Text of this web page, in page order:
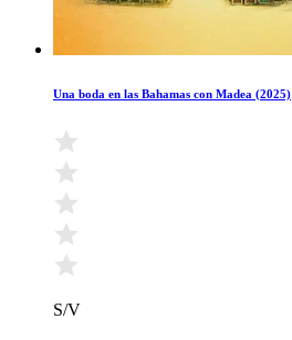
Una boda en las Bahamas con Madea (2025)
S/V